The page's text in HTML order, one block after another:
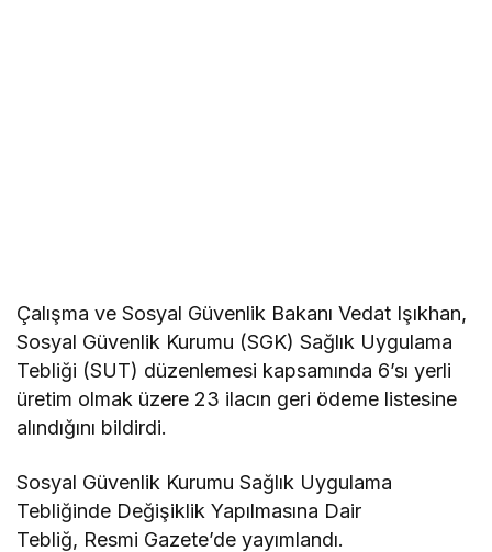
Çalışma ve Sosyal Güvenlik Bakanı Vedat Işıkhan,
Sosyal Güvenlik Kurumu (SGK) Sağlık Uygulama
Tebliği (SUT) düzenlemesi kapsamında 6’sı yerli
üretim olmak üzere 23 ilacın geri ödeme listesine
alındığını bildirdi.
Sosyal Güvenlik Kurumu Sağlık Uygulama
Tebliğinde Değişiklik Yapılmasına Dair
Tebliğ, Resmi Gazete’de yayımlandı.